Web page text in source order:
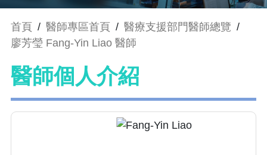
首頁 / 醫師專區首頁 / 醫療支援部門醫師總覽 /
廖芳瑩 Fang-Yin Liao 醫師
醫師個人介紹